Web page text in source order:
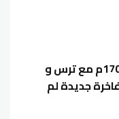
شقة ارضية للبيع الكرسي مسا حة 170م مع ترس و
فاخرة جديدة لم